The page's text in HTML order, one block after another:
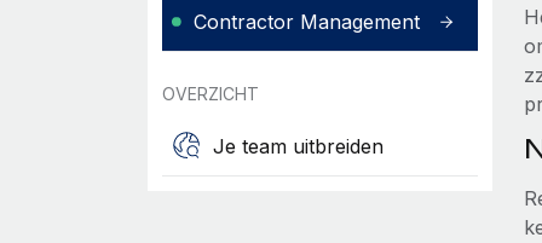
Contractor Management
OVERZICHT
Je team uitbreiden